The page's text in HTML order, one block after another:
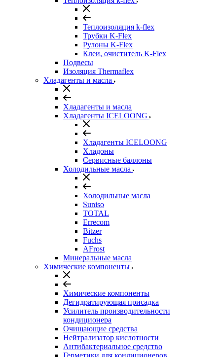
Теплоизоляция k-flex
Трубки K-Flex
Рулоны K-Flex
Клеи, очиститель K-Flex
Подвесы
Изоляция Thermaflex
Хладагенты и масла
Хладагенты и масла
Хладагенты ICELOONG
Хладагенты ICELOONG
Хладоны
Сервисные баллоны
Холодильные масла
Холодильные масла
Suniso
TOTAL
Errecom
Bitzer
Fuchs
AFrost
Минеральные масла
Химические компоненты
Химические компоненты
Дегидратирующая присадка
Усилитель производительности
кондиционера
Очищающие средства
Нейтрализатор кислотности
Антибактериальное средство
Герметики для кондиционеров